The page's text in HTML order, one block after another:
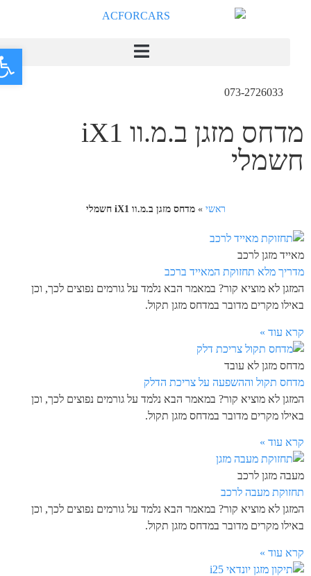
073-2726033
מדחס מזגן ב.מ.וו iX1
חשמלי
ראשי»מדחס מזגן ב.מ.וו iX1 חשמלי
מאייד מזגן לרכב
מדריך מלא תחזוקת המאייד ברכב
המזגן לא מוציא קור? במאמר הבא נלמד על גורמים נפוצים לכך, וכן
באילו מקרים מדובר במדחס מזגן תקול.
קרא עוד »
מדחס מזגן לא עובד
מדחס תקול וההשפעה על צריכת הדלק
המזגן לא מוציא קור? במאמר הבא נלמד על גורמים נפוצים לכך, וכן
באילו מקרים מדובר במדחס מזגן תקול.
קרא עוד »
מעבה מזגן לרכב
תחזוקת מעבה לרכב
המזגן לא מוציא קור? במאמר הבא נלמד על גורמים נפוצים לכך, וכן
באילו מקרים מדובר במדחס מזגן תקול.
קרא עוד »